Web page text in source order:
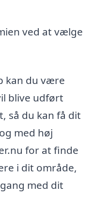
ved at vælge
kan du være
blive udført
så du kan få dit
med høj
for at finde
i dit område,
med dit